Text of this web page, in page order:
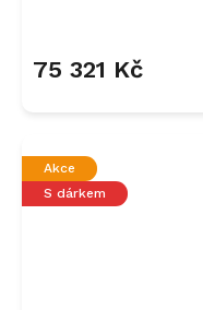
75 321 Kč
Akce
S dárkem